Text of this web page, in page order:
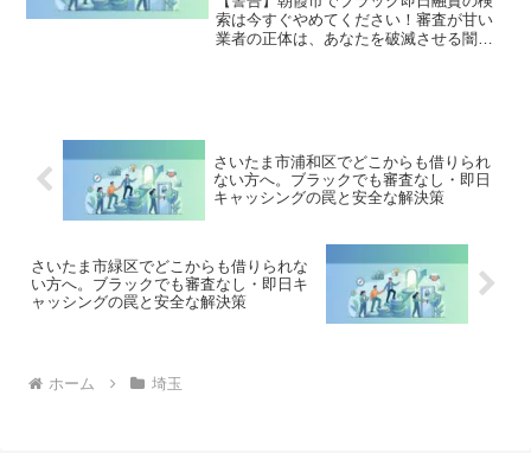
索は今すぐやめてください！審査が甘い
業者の正体は、あなたを破滅させる闇金
さいたま市浦和区でどこからも借りられ
ない方へ。ブラックでも審査なし・即日
キャッシングの罠と安全な解決策
さいたま市緑区でどこからも借りられな
い方へ。ブラックでも審査なし・即日キ
ャッシングの罠と安全な解決策
ホーム 埼玉